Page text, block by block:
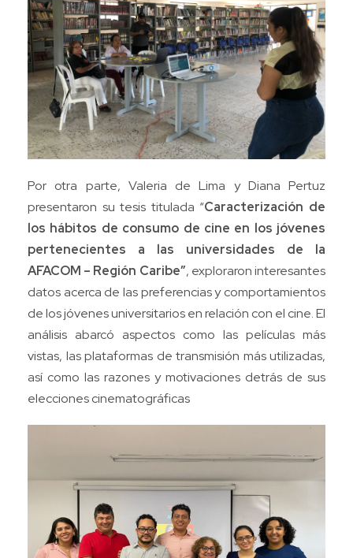
Por otra parte, Valeria de Lima y Diana Pertuz
presentaron su tesis titulada “Caracterización de
los hábitos de consumo de cine en los jóvenes
pertenecientes a las universidades de la
AFACOM – Región Caribe”, exploraron interesantes
datos acerca de las preferencias y comportamientos
de los jóvenes universitarios en relación con el cine. El
análisis abarcó aspectos como las películas más
vistas, las plataformas de transmisión más utilizadas,
así como las razones y motivaciones detrás de sus
elecciones cinematográficas